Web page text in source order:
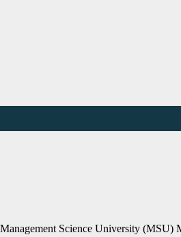
Science University